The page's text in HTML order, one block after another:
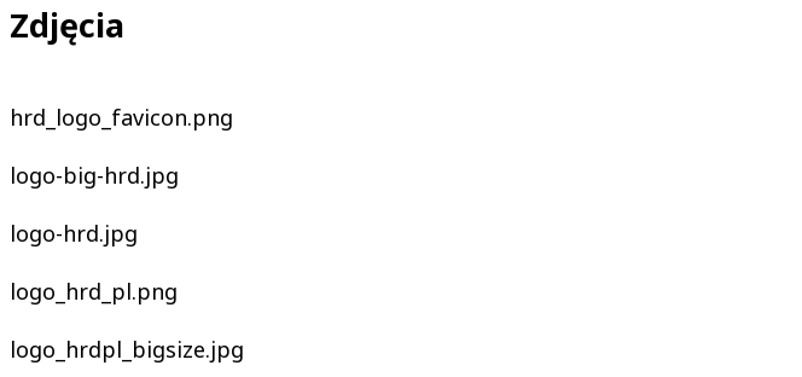
Zdjęcia
hrd_logo_favicon.png
logo-big-hrd.jpg
logo-hrd.jpg
logo_hrd_pl.png
logo_hrdpl_bigsize.jpg